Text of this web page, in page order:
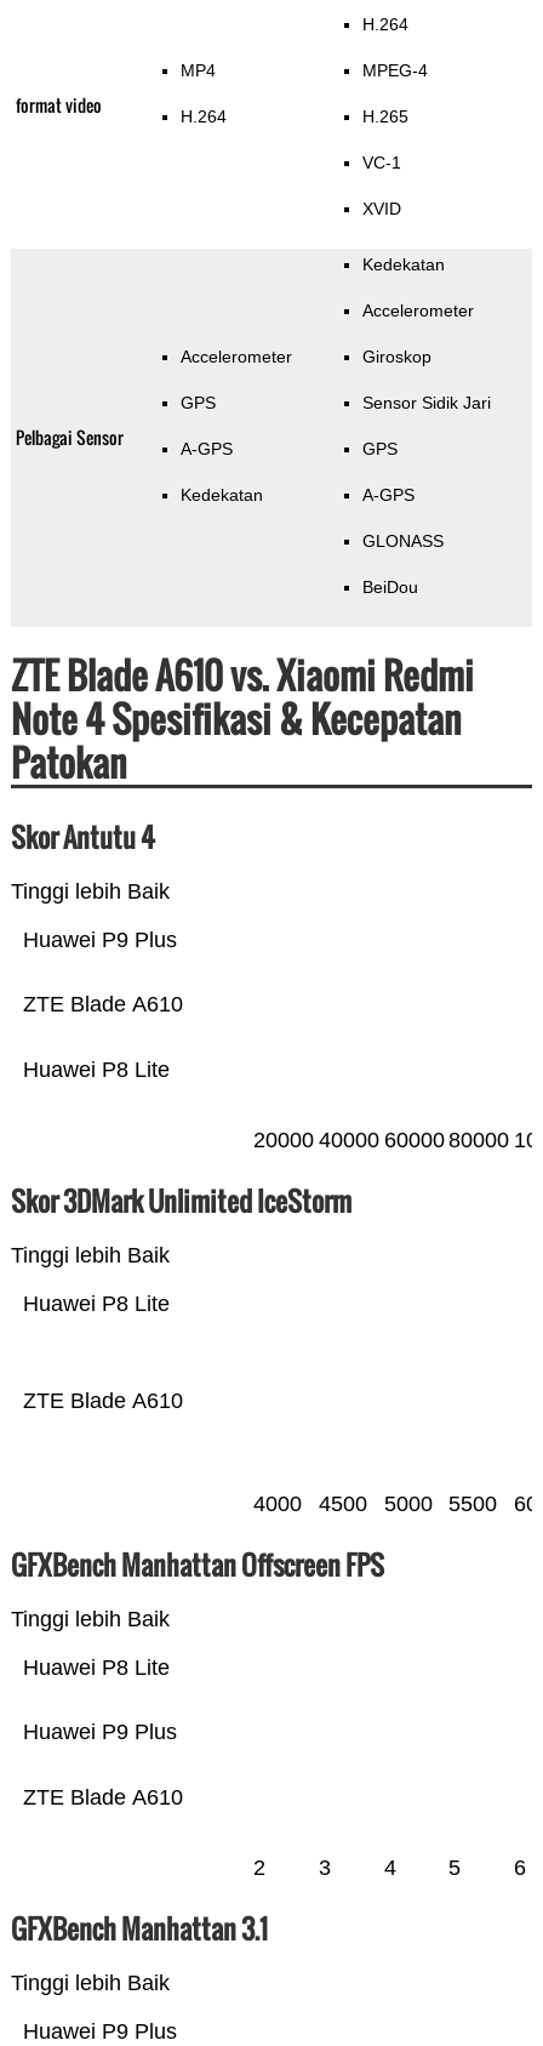
format video
MP4
H.264
H.264
MPEG-4
H.265
VC-1
XVID
Pelbagai Sensor
Accelerometer
GPS
A-GPS
Kedekatan
Kedekatan
Accelerometer
Giroskop
Sensor Sidik Jari
GPS
A-GPS
GLONASS
BeiDou
ZTE Blade A610 vs. Xiaomi Redmi
Note 4 Spesifikasi & Kecepatan
Patokan
Skor Antutu 4
Tinggi lebih Baik
Huawei P8 Lite
ZTE Blade A610
Huawei P9 Plus
20000 40000 6000080000
Skor 3DMark Unlimited IceStorm
Tinggi lebih Baik
ZTE Blade A610
Huawei P8 Lite
4000 4500 5000 5500
GFXBench Manhattan Offscreen FPS
Tinggi lebih Baik
ZTE Blade A610
Huawei P9 Plus
Huawei P8 Lite
2 3 4 5 6
GFXBench Manhattan 3.1
Tinggi lebih Baik
Huawei P9 Plus